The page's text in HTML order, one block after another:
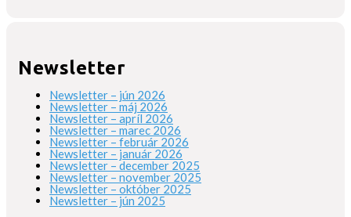
Newsletter
Newsletter – jún 2026
Newsletter – máj 2026
Newsletter – apríl 2026
Newsletter – marec 2026
Newsletter – február 2026
Newsletter – január 2026
Newsletter – december 2025
Newsletter – november 2025
Newsletter – október 2025
Newsletter – jún 2025